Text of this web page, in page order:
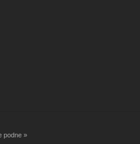
podne »